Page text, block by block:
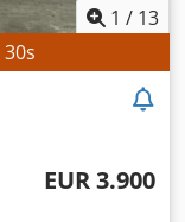
1 / 13
28s
EUR 3.900